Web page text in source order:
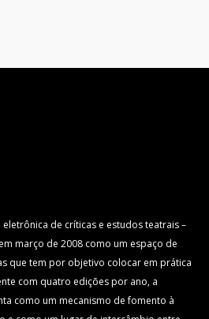
eletrônica de críticas e estudos teatrais –
março de 2008 como um espaço de
que tem por objetivo colocar em prática
com quatro edições por ano, a
como um mecanismo de fomento à